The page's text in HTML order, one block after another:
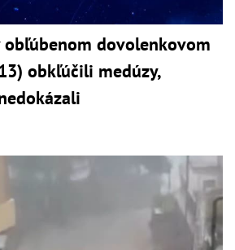
dovolenkovom
obkľúčili medúzy,